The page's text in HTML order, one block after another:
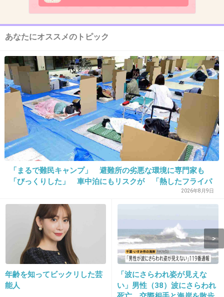
+4 -119
15. 匿名2015/05/10(日) 23:27:47
ちびまる子ちゃん
+192
2015/05/10(日) 23:27:55
出典：www.tatsuzine.com
-42
あなたにオススメのトピック
「まるで難民キャンプ」 避難所の劣悪な環境に専門家も
「びっくりした」 車中泊にもリスクが 「熱したフライパ
2026年8月9日
年齢を知ってビックリした芸
能人
「波にさらわれ姿が見えな
い」男性（38）波にさらわれ